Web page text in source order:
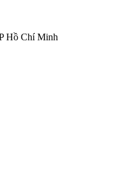
Hồ Chí Minh